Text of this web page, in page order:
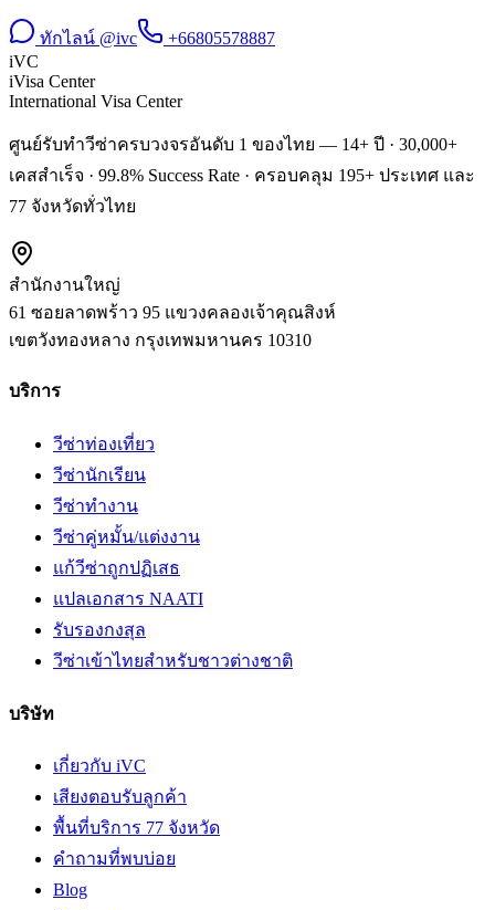
ทักไลน์ @ivc
+66805578887
iVC
iVisa Center
International Visa Center
ศูนย์รับทำวีซ่าครบวงจรอันดับ 1 ของไทย — 14+ ปี · 30,000+
เคสสำเร็จ · 99.8% Success Rate · ครอบคลุม 195+ ประเทศ และ
77 จังหวัดทั่วไทย
สำนักงานใหญ่
61 ซอยลาดพร้าว 95 แขวงคลองเจ้าคุณสิงห์
เขตวังทองหลาง กรุงเทพมหานคร 10310
บริการ
วีซ่าท่องเที่ยว
วีซ่านักเรียน
วีซ่าทำงาน
วีซ่าคู่หมั้น/แต่งงาน
แก้วีซ่าถูกปฏิเสธ
แปลเอกสาร NAATI
รับรองกงสุล
วีซ่าเข้าไทยสำหรับชาวต่างชาติ
บริษัท
เกี่ยวกับ iVC
เสียงตอบรับลูกค้า
พื้นที่บริการ 77 จังหวัด
คำถามที่พบบ่อย
Blog